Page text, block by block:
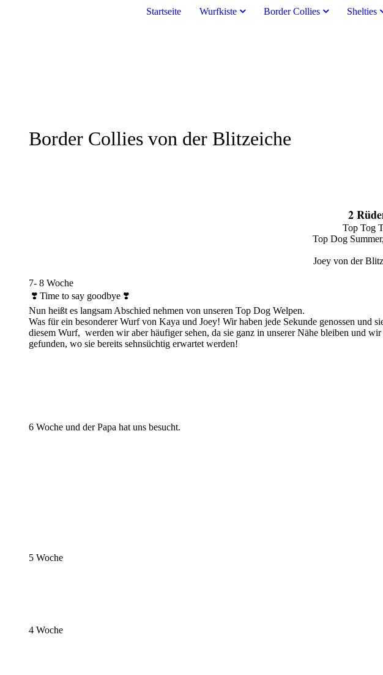
Startseite Wurfkiste Border Collies Shelties
Border Collies von der Blitzeiche
2
Top Tog
Top Dog
Joey von der
7- 8 Woche
❣️ Time to say goodbye ❣️
Nun heißt es langsam Abschied nehmen von unseren Top Dog Welpen.
Was für ein besonderer Wurf von Kaya und Joey! Wir haben jede Sekunde genossen und
diesem Wurf, werden wir aber häufiger sehen, da sie ganz in unserer Nähe bleiben und
gefunden, wo sie bereits sehnsüchtig erwartet werden!
6 Woche und der Papa hat uns besucht.
5 Woche
4 Woche